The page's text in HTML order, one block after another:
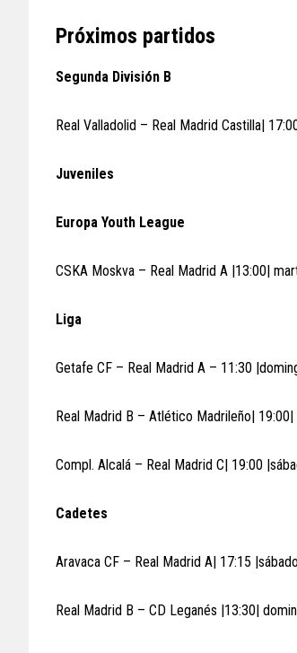
Próximos partidos
Segunda División B
Real Valladolid – Real Madrid Castilla|
Juveniles
Europa Youth League
CSKA Moskva – Real Madrid A |13:00|
Liga
Getafe CF – Real Madrid A – 11:30
Real Madrid B – Atlético Madrileño|
Compl. Alcalá – Real Madrid C| 19:00
Cadetes
Aravaca CF – Real Madrid A| 17:15
Real Madrid B – CD Leganés |13:30|